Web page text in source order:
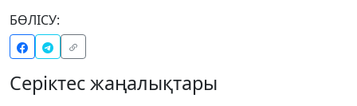
БӨЛІСУ:
Серіктес жаңалықтары